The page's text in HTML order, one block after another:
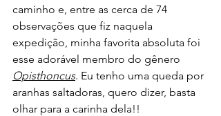
caminho e, entre as cerca de 74
observações que fiz naquela
expedição, minha favorita absoluta foi
esse adorável membro do gênero
Opisthoncus. Eu tenho uma queda por
aranhas saltadoras, quero dizer, basta
olhar para a carinha dela!!